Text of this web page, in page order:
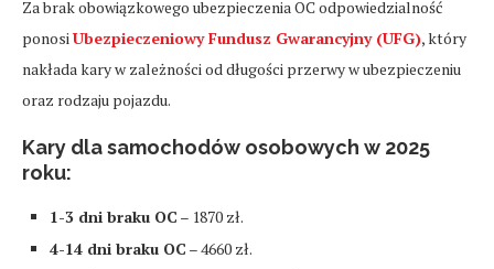
Za brak obowiązkowego ubezpieczenia OC odpowiedzialność
ponosiUbezpieczeniowy Fundusz Gwarancyjny (UFG), który
nakłada kary w zależności od długości przerwy w ubezpieczeniu
oraz rodzaju pojazdu.
Kary dla samochodów osobowych w 2025
roku:
1-3 dni braku OC – 1870 zł.
4-14 dni braku OC – 4660 zł.